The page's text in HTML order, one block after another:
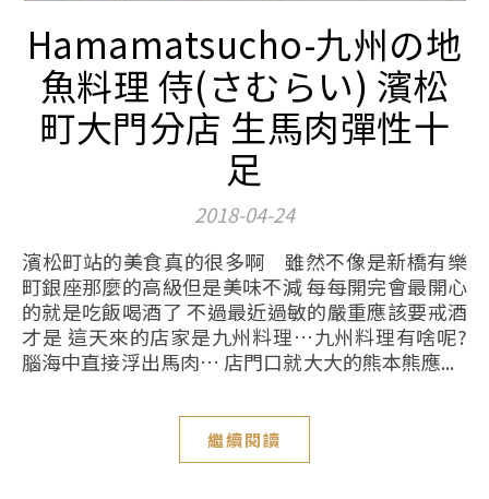
Hamamatsucho-九州の地
魚料理 侍(さむらい) 濱松
町大門分店 生馬肉彈性十
足
2018-04-24
濱松町站的美食真的很多啊 雖然不像是新橋有樂
町銀座那麼的高級但是美味不減 每每開完會最開心
的就是吃飯喝酒了 不過最近過敏的嚴重應該要戒酒
才是 這天來的店家是九州料理…九州料理有啥呢?
腦海中直接浮出馬肉… 店門口就大大的熊本熊應...
繼續閱讀